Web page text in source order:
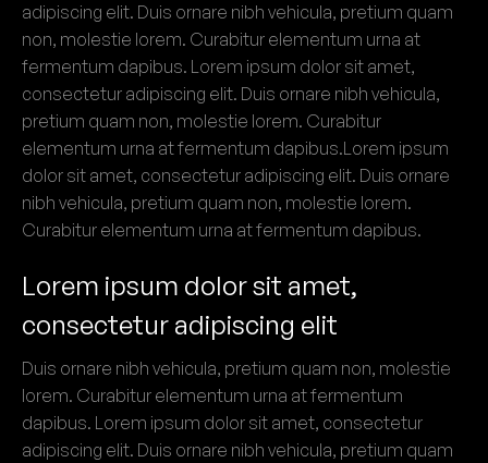
adipiscing elit. Duis ornare nibh vehicula, pretium quam
non, molestie lorem. Curabitur elementum urna at
fermentum dapibus. Lorem ipsum dolor sit amet,
consectetur adipiscing elit. Duis ornare nibh vehicula,
pretium quam non, molestie lorem. Curabitur
elementum urna at fermentum dapibus.Lorem ipsum
dolor sit amet, consectetur adipiscing elit. Duis ornare
nibh vehicula, pretium quam non, molestie lorem.
Curabitur elementum urna at fermentum dapibus.
Lorem ipsum dolor sit amet,
consectetur adipiscing elit
Duis ornare nibh vehicula, pretium quam non, molestie
lorem. Curabitur elementum urna at fermentum
dapibus. Lorem ipsum dolor sit amet, consectetur
adipiscing elit. Duis ornare nibh vehicula, pretium quam